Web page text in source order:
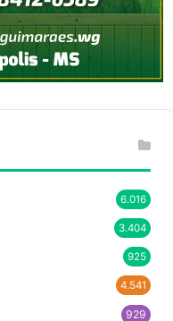
6.016
3.404
925
4.541
929